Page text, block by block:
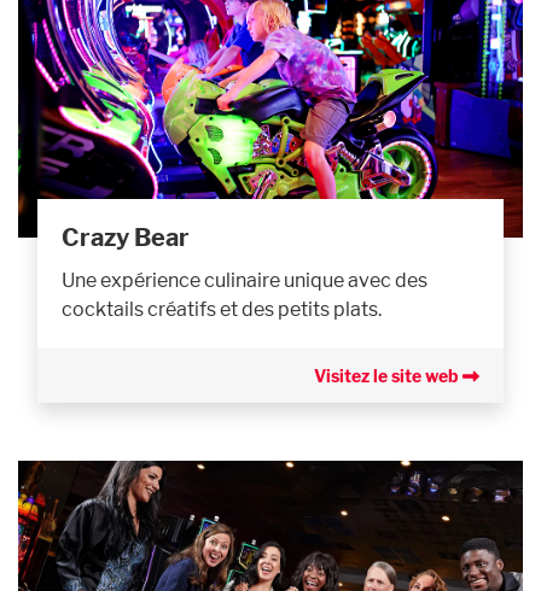
Crazy Bear
Une expérience culinaire unique avec des
cocktails créatifs et des petits plats.
Visitez le site web